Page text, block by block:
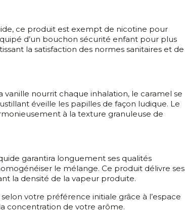
ce produit est exempt de nicotine pour
d’un bouchon sécurité enfant pour plus
la satisfaction des normes sanitaires et de
nourrit chaque inhalation, le caramel se
éveille les papilles de façon ludique. Le
à la texture granuleuse de
garantira longuement ses qualités
le mélange. Ce produit délivre ses
la densité de la vapeur produite.
votre préférence initiale grâce à l’espace
concentration de votre arôme.